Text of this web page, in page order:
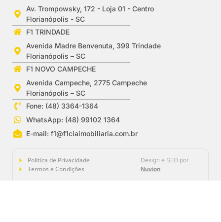
Av. Trompowsky, 172 - Loja 01 - Centro
Florianópolis - SC
F1 TRINDADE
Avenida Madre Benvenuta, 399 Trindade
Florianópolis – SC
F1 NOVO CAMPECHE
Avenida Campeche, 2775 Campeche
Florianópolis – SC
Fone: (48) 3364-1364
WhatsApp: (48) 99102 1364
E-mail:f1@f1ciaimobiliaria.com.br
Política de Privacidade
Termos e Condições
Design e SEO por
Nuvion